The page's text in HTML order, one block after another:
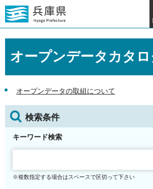
オープンデータカタ
オープンデータの取組について
検索条件
キーワード検索
※複数指定する場合はスペースで区切って下さい